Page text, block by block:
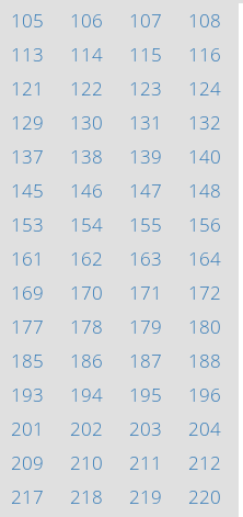
105 106 107
108
113 114 115
116
121 122 123
124
129 130 131
132
137 138 139
140
145 146 147
148
153 154 155
156
161 162 163
164
169 170 171
172
177 178 179
180
185 186 187
188
193 194 195
196
201 202 203
204
209 210 211
212
217 218 219
220